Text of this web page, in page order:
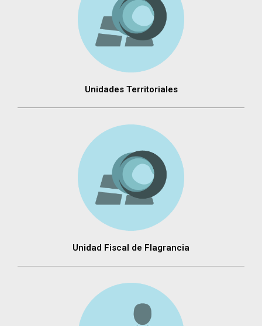
Unidades Territoriales
Unidad Fiscal de Flagrancia